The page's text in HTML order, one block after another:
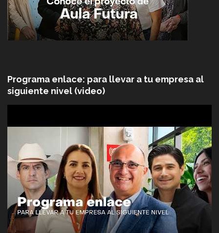
Programa enlace: para llevar a tu empresa al
siguiente nivel (video)